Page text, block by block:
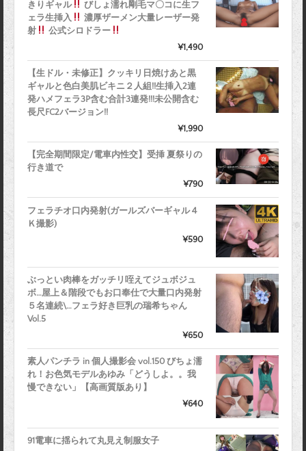
きりギャル
びしょ濡れ剛毛マ〇コに生フ
ェラ生挿入
濃厚ザーメン大量レーザー発
射
公式シロドラー
¥1,490
【生ドル・未修正】クッキリ日焼けあと黒
ギャルと色白美肌ビキニ２人組!!生挿入2連
発ハメフェラ3P含む合計3連発!!!未公開含む
長尺FC2バージョン!!
¥1,990
【完全期間限定/電車内性交】受挿 夏祭りの
行き道で
¥790
フェラチオ口内発射(ガールズバーギャル４
Ｋ撮影)
¥590
ぶっとい肉棒をガッチリ咥えてジュボジュ
ボ…屋上＆階段でもお口奉仕で大量口内発射
５名連続\…フェラ好き巨乳の瑞希ちゃん
Vol.5
¥650
素人パンチラ in 個人撮影会 vol.150 びちょ濡
れ！お色気モデルあゆみ「どうしよ。。我
慢できない」【高画質版あり】
¥640
91電車に揺られて丸見え制服女子